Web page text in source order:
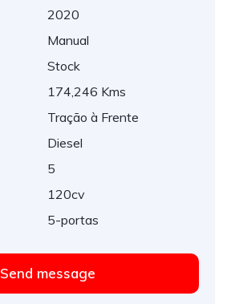
2020
Manual
Stock
174,246 Kms
Tração à Frente
Diesel
5
120cv
5-portas
Send message